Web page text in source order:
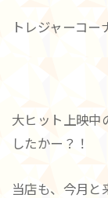
トレジャーコ
大ヒット上映中
したかー？！
当店も、今月と